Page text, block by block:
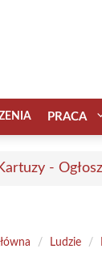
PRACA
-
/ Ludzie /